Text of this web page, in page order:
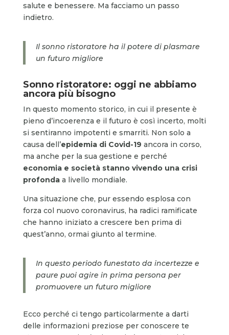
salute e benessere. Ma facciamo un passo
indietro.
Il sonno ristoratore ha il potere di plasmare
un futuro migliore
Sonno ristoratore: oggi ne abbiamo
ancora più bisogno
In questo momento storico, in cui il presente è
pieno d’incoerenza e il futuro è così incerto, molti
si sentiranno impotenti e smarriti. Non solo a
causa dell’epidemia di Covid-19 ancora in corso,
ma anche per la sua gestione e perché
economia e società stanno vivendo una crisi
profonda a livello mondiale.
Una situazione che, pur essendo esplosa con
forza col nuovo coronavirus, ha radici ramificate
che hanno iniziato a crescere ben prima di
quest’anno, ormai giunto al termine.
In questo periodo funestato da incertezze e
paure puoi agire in prima persona per
promuovere un futuro migliore
Ecco perché ci tengo particolarmente a darti
delle informazioni preziose per conoscere te